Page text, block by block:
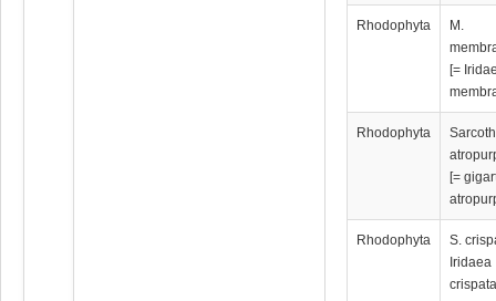
Rhodophyta
M.
[=
Rhodophyta
[=
Rhodophyta
S.
Iridaea